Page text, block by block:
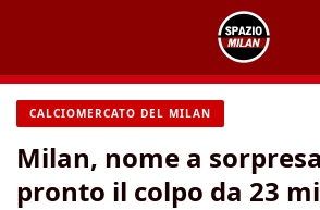
contenuto
CALCIOMERCATO DEL MILAN
Milan, nome a
pronto il colpo da 23